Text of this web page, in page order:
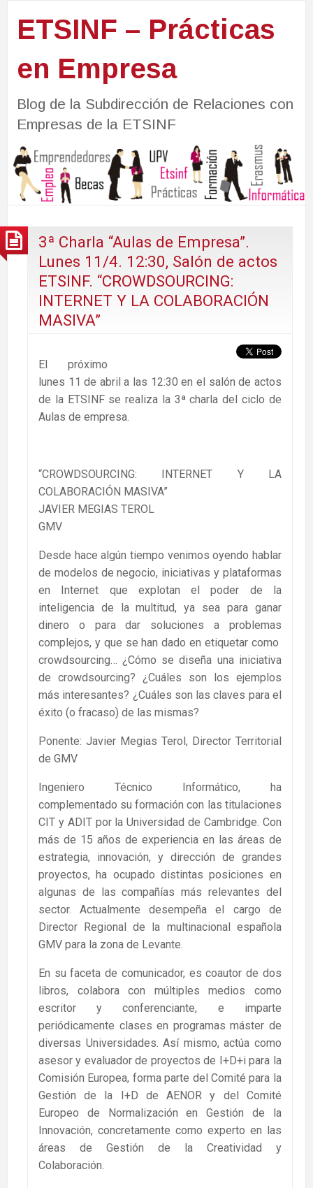
ETSINF – Prácticas
en Empresa
Blog de la Subdirección de Relaciones con
Empresas de la ETSINF
3ª Charla “Aulas de Empresa”.
Lunes 11/4. 12:30, Salón de actos
ETSINF. “CROWDSOURCING:
INTERNET Y LA COLABORACIÓN
MASIVA”
El próximo
lunes 11 de abril a las 12:30 en el salón de actos
de la ETSINF se realiza la 3ª charla del ciclo de
Aulas de empresa.
“CROWDSOURCING: INTERNET Y LA
COLABORACIÓN MASIVA”
JAVIER MEGIAS TEROL
GMV
Desde hace algún tiempo venimos oyendo hablar
de modelos de negocio, iniciativas y plataformas
en Internet que explotan el poder de la
inteligencia de la multitud, ya sea para ganar
dinero o para dar soluciones a problemas
complejos, y que se han dado en etiquetar como
crowdsourcing… ¿Cómo se diseña una iniciativa
de crowdsourcing? ¿Cuáles son los ejemplos
más interesantes? ¿Cuáles son las claves para el
éxito (o fracaso) de las mismas?
Ponente: Javier Megias Terol, Director Territorial
de GMV
Ingeniero Técnico Informático, ha
complementado su formación con las titulaciones
CIT y ADIT por la Universidad de Cambridge. Con
más de 15 años de experiencia en las áreas de
estrategia, innovación, y dirección de grandes
proyectos, ha ocupado distintas posiciones en
algunas de las compañías más relevantes del
sector. Actualmente desempeña el cargo de
Director Regional de la multinacional española
GMV para la zona de Levante.
En su faceta de comunicador, es coautor de dos
libros, colabora con múltiples medios como
escritor y conferenciante, e imparte
periódicamente clases en programas máster de
diversas Universidades. Así mismo, actúa como
asesor y evaluador de proyectos de I+D+i para la
Comisión Europea, forma parte del Comité para la
Gestión de la I+D de AENOR y del Comité
Europeo de Normalización en Gestión de la
Innovación, concretamente como experto en las
áreas de Gestión de la Creatividad y
Colaboración.